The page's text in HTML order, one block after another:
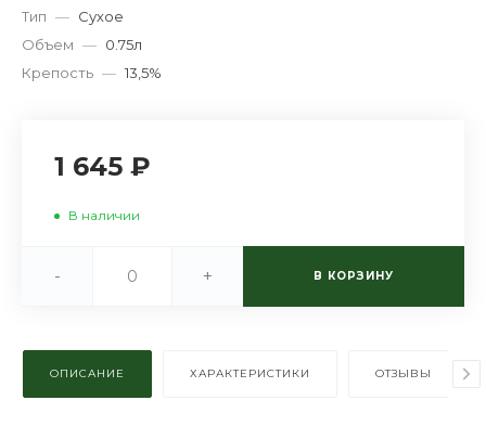
Тип — Сухое
Объем — 0.75л
Крепость — 13,5%
1 645 ₽
В наличии
- + В КОРЗИНУ
ОПИСАНИЕ ХАРАКТЕРИСТИКИ ОТЗЫВЫ